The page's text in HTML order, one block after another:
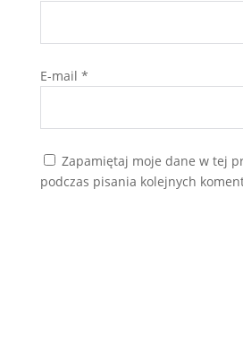
E-mail *
Zapamiętaj moje dane w tej
podczas pisania kolejnych